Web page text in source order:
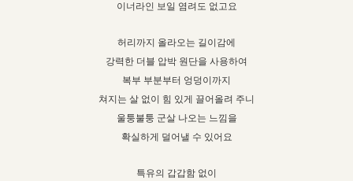
이너라인 보일 염려도 없고요
허리까지 올라오는 길이감에
강력한 더블 압박 원단을 사용하여
복부 부분부터 엉덩이까지
쳐지는 살 없이 힘 있게 끌어올려 주니
울퉁불퉁 군살 나오는 느낌을
확실하게 덜어낼 수 있어요
특유의 갑갑함 없이